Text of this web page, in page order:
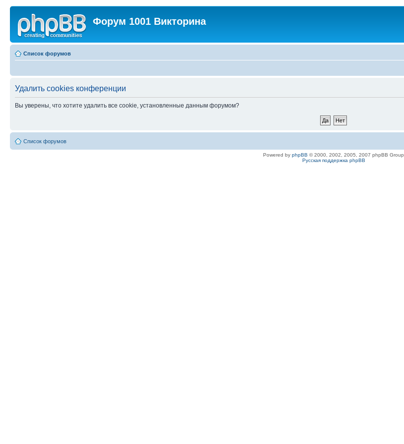
Форум 1001 Викторина
Список форумов
Удалить cookies конференции
Вы уверены, что хотите удалить все cookie, установленные данным форумом?
Список форумов
Powered by phpBB © 2000, 2002, 2005, 2007 phpBB Group
Русская поддержка phpBB